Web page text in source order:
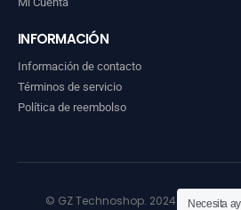
INFORMACIÓN
Información de contacto
Términos de servicio
Política de reembolso
© GZ Technoshop. 2024. Todos
Necesita